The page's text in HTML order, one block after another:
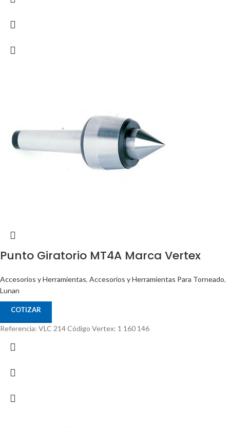
Punto Giratorio MT4A Marca Vertex
Accesorios y Herramientas, Accesorios y Herramientas Para Torneado,
Lunan
COTIZAR
Referencia: VLC 214 Código Vertex: 1 160 146